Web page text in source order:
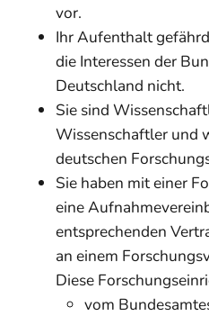
vor.
Ihr Aufenthalt
die Interessen der
Deutschland nicht.
Sie sind
Wissenschaftler und
deutschen
Sie haben mit einer
eine
entsprechenden
an einem
Diese
vom